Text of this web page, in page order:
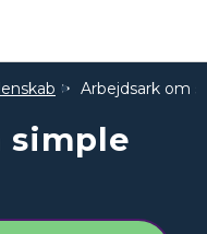
Arbejdsark om
simple